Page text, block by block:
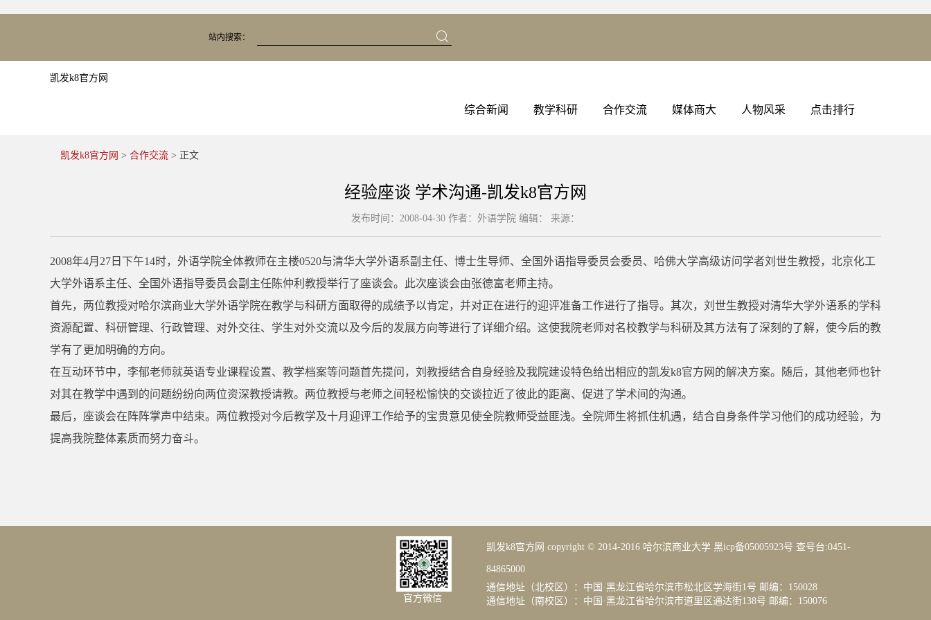
站内搜索：
凯发k8官方网
综合新闻 教学科研 合作交流 媒体商大 人物风采 点击排行
凯发k8官方网 > 合作交流 > 正文
经验座谈 学术沟通-凯发k8官方网
发布时间：2008-04-30 作者：外语学院 编辑： 来源：
2008年4月27日下午14时，外语学院全体教师在主楼0520与清华大学外语系副主任、博士生导师、全国外语指导委员会委员、哈佛大学高级访问学者刘世生教授，北京化工
大学外语系主任、全国外语指导委员会副主任陈仲利教授举行了座谈会。此次座谈会由张德富老师主持。
首先，两位教授对哈尔滨商业大学外语学院在教学与科研方面取得的成绩予以肯定，并对正在进行的迎评准备工作进行了指导。其次，刘世生教授对清华大学外语系的学科
资源配置、科研管理、行政管理、对外交往、学生对外交流以及今后的发展方向等进行了详细介绍。这使我院老师对名校教学与科研及其方法有了深刻的了解，使今后的教
学有了更加明确的方向。
在互动环节中，李郁老师就英语专业课程设置、教学档案等问题首先提问，刘教授结合自身经验及我院建设特色给出相应的凯发k8官方网的解决方案。随后，其他老师也针
对其在教学中遇到的问题纷纷向两位资深教授请教。两位教授与老师之间轻松愉快的交谈拉近了彼此的距离、促进了学术间的沟通。
最后，座谈会在阵阵掌声中结束。两位教授对今后教学及十月迎评工作给予的宝贵意见使全院教师受益匪浅。全院师生将抓住机遇，结合自身条件学习他们的成功经验，为
提高我院整体素质而努力奋斗。
凯发k8官方网 copyright © 2014-2016 哈尔滨商业大学 黑icp备05005923号 查号台:0451-
84865000
通信地址（北校区）：中国·黑龙江省哈尔滨市松北区学海街1号 邮编：150028
通信地址（南校区）：中国·黑龙江省哈尔滨市道里区通达街138号 邮编：150076
官方微信